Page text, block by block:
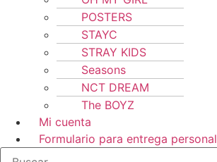
POSTERS
STAYC
STRAY KIDS
Seasons
NCT DREAM
The BOYZ
Mi cuenta
Formulario para entrega personal